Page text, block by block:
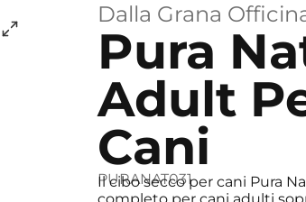
Dalla Grana
Pura
Adult
Cani
PURANAT031
Il cibo secco per cani Pura